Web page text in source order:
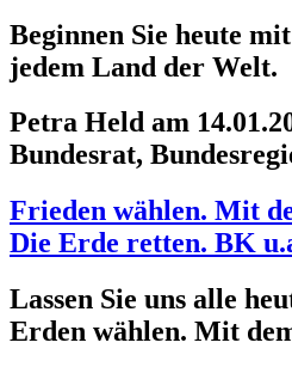
Beginnen Sie heute
jedem Land der Welt.
Petra Held am
Bundesrat,
Frieden wählen. Mit
Die Erde retten. BK
Lassen Sie uns alle
Erden wählen. Mit